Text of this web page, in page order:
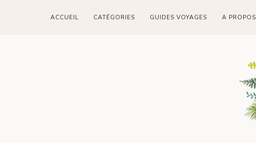
ACCUEIL CATÉGORIES GUIDES VOYAGES A PROPOS